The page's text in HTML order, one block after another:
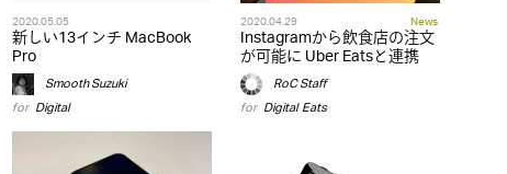
2020.05.05
新しい13インチ MacBook
Pro
Smooth Suzuki
for Digital
2020.04.29 News
Instagramから飲食店の注文
が可能に Uber Eatsと連携
RoC Staff
for Digital,Eats